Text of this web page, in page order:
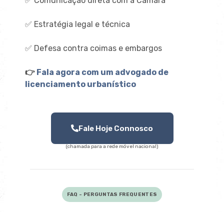
✅ Estratégia legal e técnica
✅ Defesa contra coimas e embargos
👉 Fala agora com um advogado de
licenciamento urbanístico
Fale Hoje Connosco
(chamada para a rede móvel nacional)
FAQ - PERGUNTAS FREQUENTES